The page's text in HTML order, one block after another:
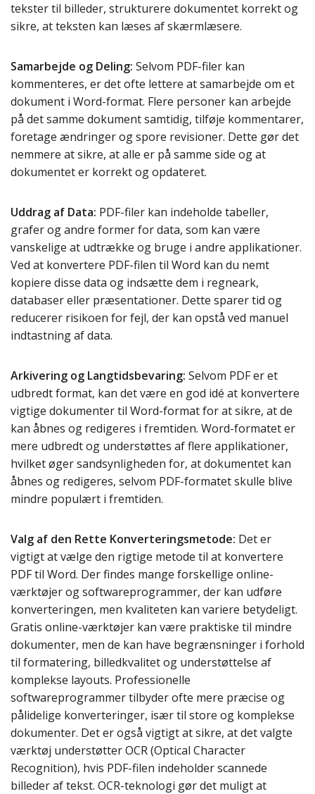
tekster til billeder, strukturere dokumentet korrekt og
sikre, at teksten kan læses af skærmlæsere.
Samarbejde og Deling: Selvom PDF-filer kan
kommenteres, er det ofte lettere at samarbejde om et
dokument i Word-format. Flere personer kan arbejde
på det samme dokument samtidig, tilføje kommentarer,
foretage ændringer og spore revisioner. Dette gør det
nemmere at sikre, at alle er på samme side og at
dokumentet er korrekt og opdateret.
Uddrag af Data: PDF-filer kan indeholde tabeller,
grafer og andre former for data, som kan være
vanskelige at udtrække og bruge i andre applikationer.
Ved at konvertere PDF-filen til Word kan du nemt
kopiere disse data og indsætte dem i regneark,
databaser eller præsentationer. Dette sparer tid og
reducerer risikoen for fejl, der kan opstå ved manuel
indtastning af data.
Arkivering og Langtidsbevaring: Selvom PDF er et
udbredt format, kan det være en god idé at konvertere
vigtige dokumenter til Word-format for at sikre, at de
kan åbnes og redigeres i fremtiden. Word-formatet er
mere udbredt og understøttes af flere applikationer,
hvilket øger sandsynligheden for, at dokumentet kan
åbnes og redigeres, selvom PDF-formatet skulle blive
mindre populært i fremtiden.
Valg af den Rette Konverteringsmetode: Det er
vigtigt at vælge den rigtige metode til at konvertere
PDF til Word. Der findes mange forskellige online-
værktøjer og softwareprogrammer, der kan udføre
konverteringen, men kvaliteten kan variere betydeligt.
Gratis online-værktøjer kan være praktiske til mindre
dokumenter, men de kan have begrænsninger i forhold
til formatering, billedkvalitet og understøttelse af
komplekse layouts. Professionelle
softwareprogrammer tilbyder ofte mere præcise og
pålidelige konverteringer, især til store og komplekse
dokumenter. Det er også vigtigt at sikre, at det valgte
værktøj understøtter OCR (Optical Character
Recognition), hvis PDF-filen indeholder scannede
billeder af tekst. OCR-teknologi gør det muligt at